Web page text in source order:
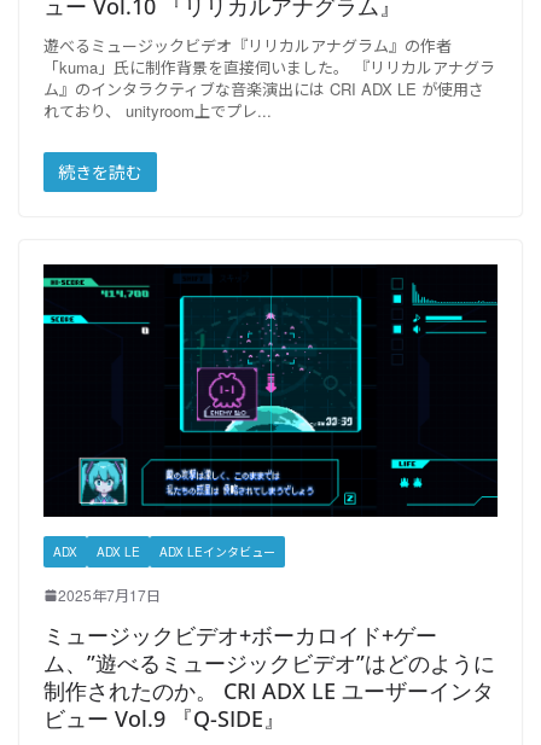
遊べるミュージックビデオ『リリカルアナグラム』の作者
「kuma」氏に制作背景を直接伺いました。 『リリカルアナグラ
ム』のインタラクティブな音楽演出には CRI ADX LE が使用さ
れており、 unityroom上でプレ
続きを読む
ADX ADX LE ADX LEインタビュー
2025年7月17日
ミュージックビデオ+ボーカロイド+ゲー
ム、”遊べるミュージックビデオ”はどのように
制作されたのか。 CRI ADX LE ユーザーインタ
ビュー Vol.9 『Q-SIDE』